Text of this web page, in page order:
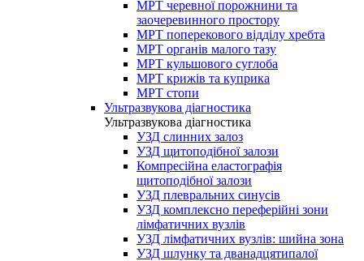
МРТ черевної порожнини та
заочеревинного простору
МРТ поперекового відділу хребта
МРТ органів малого тазу
МРТ кульшового суглоба
МРТ крижів та куприка
МРТ стопи
Ультразвукова діагностика
Ультразвукова діагностика
УЗД слинних залоз
УЗД щитоподібної залози
Компресійна еластографія
щитоподібної залози
УЗД плевральних синусів
УЗД комплексно переферійні зони
лімфатичних вузлів
УЗД лімфатичних вузлів: шийна зона
УЗД шлунку та дванадцятипалої